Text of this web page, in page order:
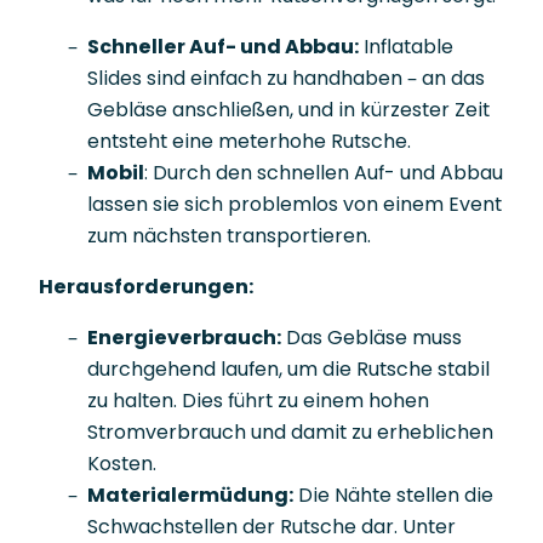
Schneller Auf- und Abbau: Inflatable
Slides sind einfach zu handhaben – an das
Gebläse anschließen, und in kürzester Zeit
entsteht eine meterhohe Rutsche.
Mobil: Durch den schnellen Auf- und Abbau
lassen sie sich problemlos von einem Event
zum nächsten transportieren.
Herausforderungen:
Energieverbrauch: Das Gebläse muss
durchgehend laufen, um die Rutsche stabil
zu halten. Dies führt zu einem hohen
Stromverbrauch und damit zu erheblichen
Kosten.
Materialermüdung: Die Nähte stellen die
Schwachstellen der Rutsche dar. Unter